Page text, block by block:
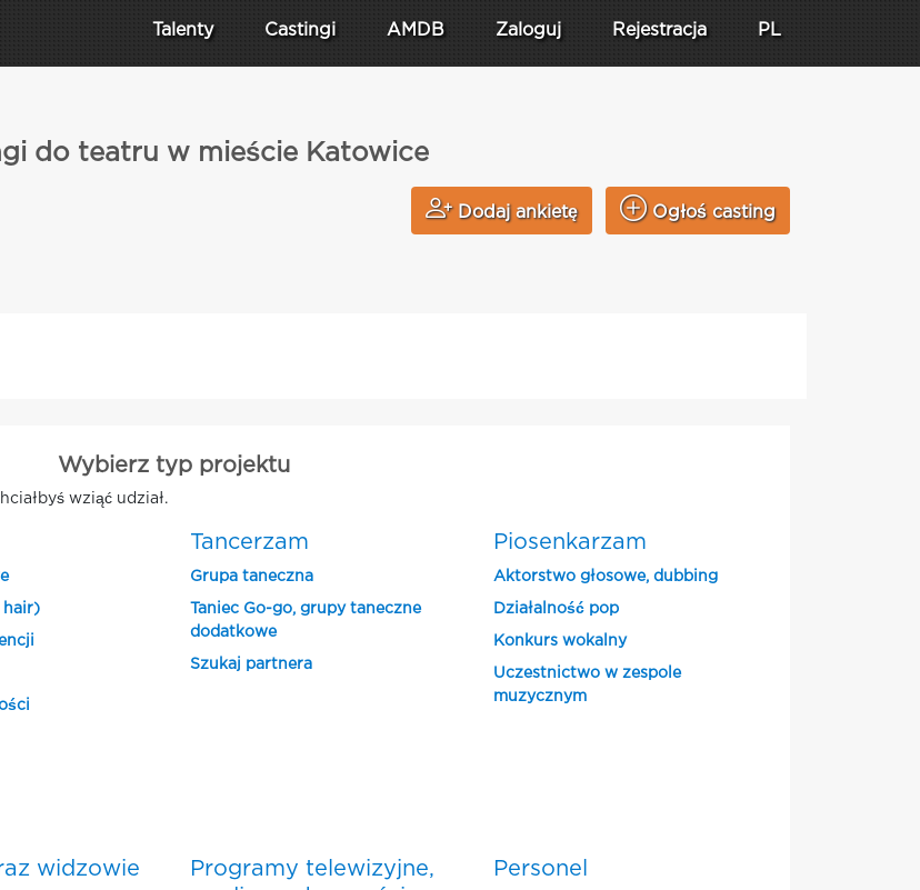
Talenty Castingi AMDB Zaloguj Rejestracja PL
do teatru w mieście Katowice
Dodaj ankietę Ogłoś casting
Wybierz typ projektu
wziąć udział.
hair)
Tancerzam
Grupa taneczna
Taniec Go-go, grupy taneczne
dodatkowe
Szukaj partnera
Piosenkarzam
Aktorstwo głosowe, dubbing
Działalność pop
Konkurs wokalny
Uczestnictwo w zespole
muzycznym
widzowie
Programy telewizyjne,
Personel